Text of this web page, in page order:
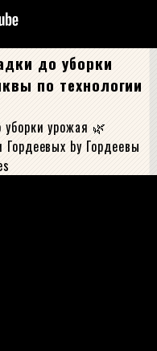
до уборки
по технологии
урожая 🌿
by Гордеевы